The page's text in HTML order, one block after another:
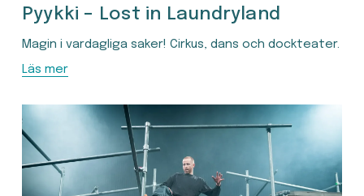
Pyykki – Lost in Laundryland
Magin i vardagliga saker! Cirkus, dans och dockteater.
Läs mer